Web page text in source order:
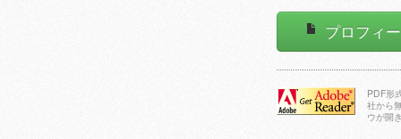
プロフィ
PDF形
社から
ウが開